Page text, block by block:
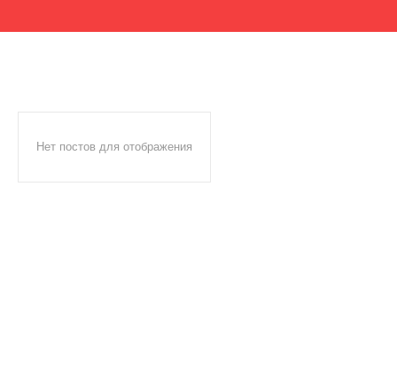
Нет постов для отображения